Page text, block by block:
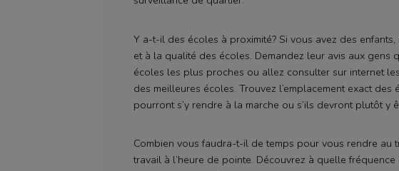
Y a-t-il des écoles à proximité? Si vous avez des
et à la qualité des écoles. Demandez leur avis aux gens
écoles les plus proches ou allez consulter sur internet
des meilleures écoles. Trouvez l’emplacement exact des
pourront s’y rendre à la marche ou s’ils devront plutôt
Combien vous faudra-t-il de temps pour vous rendre au
travail à l’heure de pointe. Découvrez à quelle